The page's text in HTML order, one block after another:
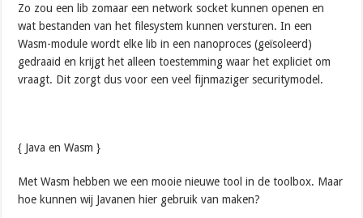
Zo zou een lib zomaar een network socket kunnen openen en
wat bestanden van het filesystem kunnen versturen. In een
Wasm-module wordt elke lib in een nanoproces (geïsoleerd)
gedraaid en krijgt het alleen toestemming waar het expliciet om
vraagt. Dit zorgt dus voor een veel fijnmaziger securitymodel.
{ Java en Wasm }
Met Wasm hebben we een mooie nieuwe tool in de toolbox. Maar
hoe kunnen wij Javanen hier gebruik van maken?